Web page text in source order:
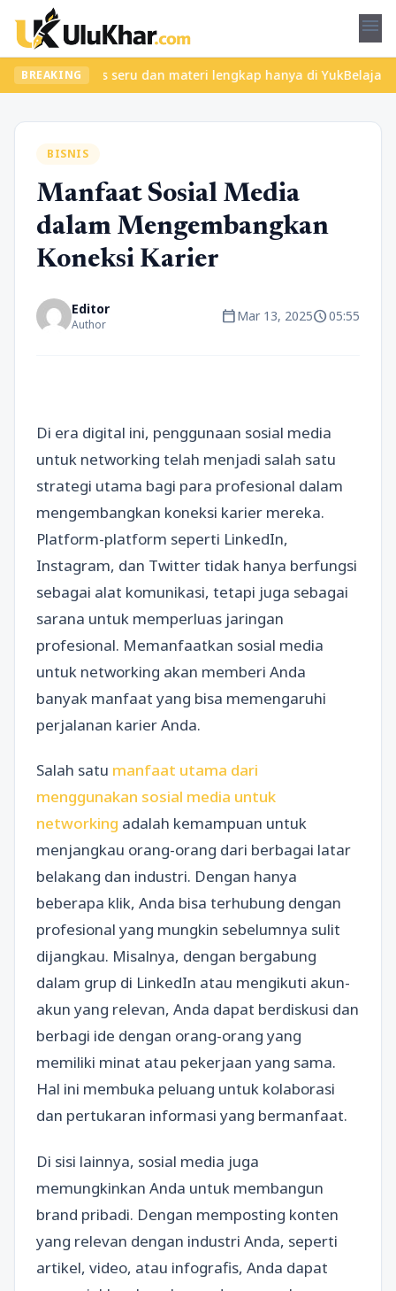
menu
BREAKING
kelas seru dan materi lengkap hanya di YukBelajar.com.
BISNIS
Manfaat Sosial Media
dalam Mengembangkan
Koneksi Karier
Editor
Author calendar_todayMar 13, 2025schedule05:55
Di era digital ini, penggunaan sosial media
untuk networking telah menjadi salah satu
strategi utama bagi para profesional dalam
mengembangkan koneksi karier mereka.
Platform-platform seperti LinkedIn,
Instagram, dan Twitter tidak hanya berfungsi
sebagai alat komunikasi, tetapi juga sebagai
sarana untuk memperluas jaringan
profesional. Memanfaatkan sosial media
untuk networking akan memberi Anda
banyak manfaat yang bisa memengaruhi
perjalanan karier Anda.
Salah satu manfaat utama dari
menggunakan sosial media untuk
networking adalah kemampuan untuk
menjangkau orang-orang dari berbagai latar
belakang dan industri. Dengan hanya
beberapa klik, Anda bisa terhubung dengan
profesional yang mungkin sebelumnya sulit
dijangkau. Misalnya, dengan bergabung
dalam grup di LinkedIn atau mengikuti akun-
akun yang relevan, Anda dapat berdiskusi dan
berbagi ide dengan orang-orang yang
memiliki minat atau pekerjaan yang sama.
Hal ini membuka peluang untuk kolaborasi
dan pertukaran informasi yang bermanfaat.
Di sisi lainnya, sosial media juga
memungkinkan Anda untuk membangun
brand pribadi. Dengan memposting konten
yang relevan dengan industri Anda, seperti
artikel, video, atau infografis, Anda dapat